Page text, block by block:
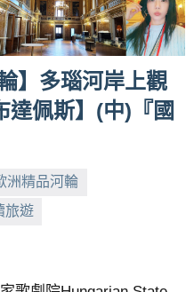
】多瑙河岸上觀
達佩斯】(中)『國
洲精品河輪
旅遊